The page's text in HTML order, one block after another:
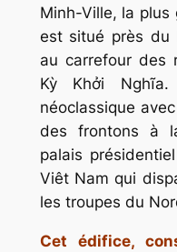
Minh-Ville, la plus
est situé près du
au carrefour des
Kỳ Khởi
néoclassique
des frontons à la
palais
Viêt Nam qui
les troupes du
Cet édifice,